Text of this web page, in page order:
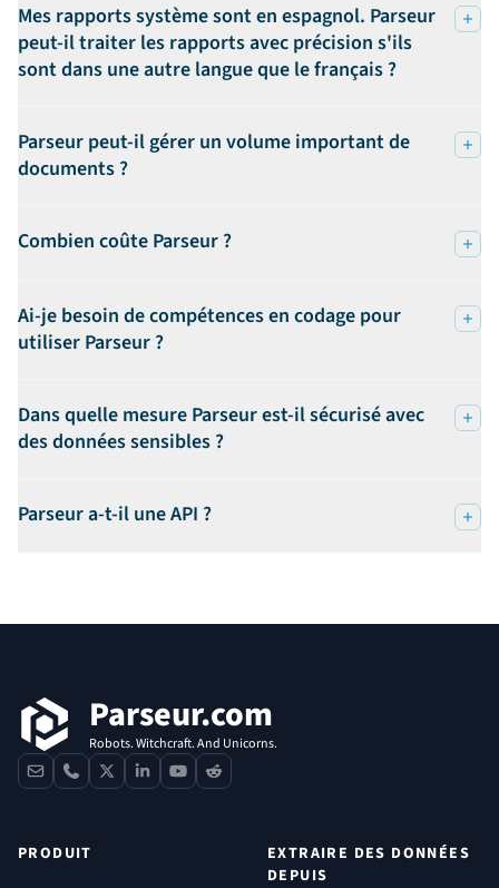
Mes rapports système sont en espagnol. Parseur
peut-il traiter les rapports avec précision s'ils
sont dans une autre langue que le français ?
Parseur peut-il gérer un volume important de
documents ?
Combien coûte Parseur ?
Ai-je besoin de compétences en codage pour
utiliser Parseur ?
Dans quelle mesure Parseur est-il sécurisé avec
des données sensibles ?
Parseur a-t-il une API ?
Parseur.com
Robots. Witchcraft. And Unicorns.
contactphone
x linkedinyoutube
reddit
PRODUIT
EXTRAIRE DES DONNÉES
DEPUIS